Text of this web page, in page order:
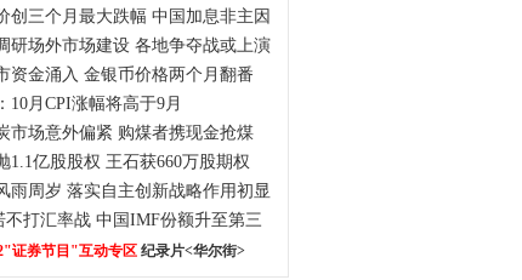
创三个月最大跌幅 中国加息非主因
研场外市场建设 各地争夺战或上演
资金涌入 金银币价格两个月翻番
10月CPI涨幅将高于9月
市场意外偏紧 购煤者携现金抢煤
1.1亿股股权 王石获660万股期权
雨周岁 落实自主创新战略作用初显
不打汇率战 中国IMF份额升至第三
证券节目"互动专区 纪录片<华尔街>